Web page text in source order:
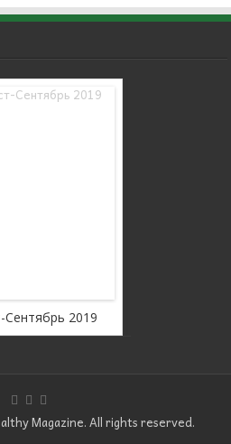
Июль 2019
Magazine. All rights reserved.